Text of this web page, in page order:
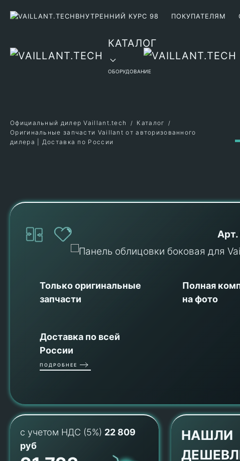
ВНУТРЕННИЙ КУРС 98 ПОКУПАТЕЛЯМ
КАТАЛОГ
ОБОРУДОВАНИЕ
Официальный дилер Vaillant.tech
Каталог
Оригинальные запчасти Vaillant от авторизованного
дилера | Доставка по России
Арт.
Только оригинальные
запчасти
Полная
на фото
Доставка по всей
России
ПОДРОБНЕЕ
с учетом НДС (5%) 22 809
руб
НАШЛИ